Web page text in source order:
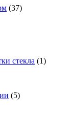
(37)
стекла (1)
(5)